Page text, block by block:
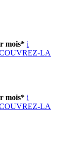
mois* i
LA
mois* i
LA